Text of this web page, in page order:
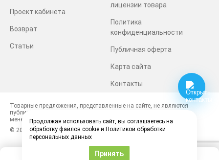
Проект кабинета
Возврат
Статьи
лицензии товара
Политика
конфиденциальности
Публичная оферта
Карта сайта
Контакты
© 2026 Top Dentis. Все права защищены
Товарные предложения, представленные на сайте, не являются
публичной офертой. Наличие и стоимость товаров уточняйте у
менеджеров.Продолжая использовать сайт, вы соглашаетесь на
обработку файлов cookie и Политикой обработки
персональных данных
Принять